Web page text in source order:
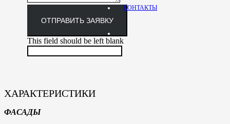
КОНТАКТЫ
ОТПРАВИТЬ ЗАЯВКУ
This field should be left blank
ХАРАКТЕРИСТИКИ
ФАСАДЫ